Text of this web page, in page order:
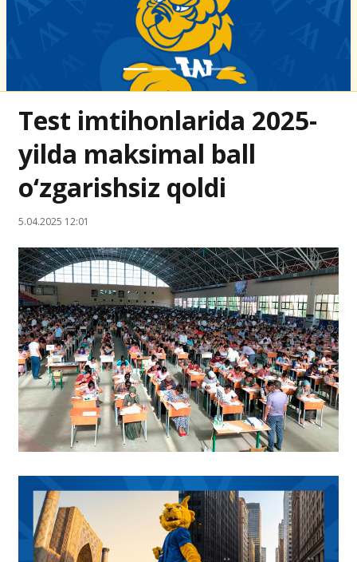
Test imtihonlarida 2025-
yilda maksimal ball
o‘zgarishsiz qoldi
5.04.2025 12:01